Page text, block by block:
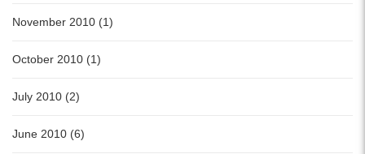
November 2010 (1)
October 2010 (1)
July 2010 (2)
June 2010 (6)